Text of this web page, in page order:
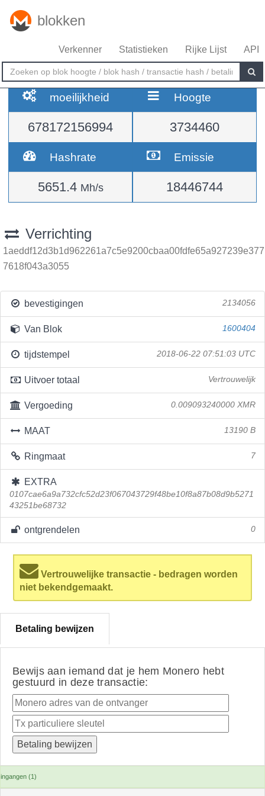
blokken
Verkenner Statistieken Rijke Lijst API
moeilijkheid
678172156994
Hoogte
3734460
Hashrate
5651.4 Mh/s
Emissie
18446744
Verrichting
1aeddf12d3b1d962261a7c5e9200cbaa00fdfe65a927239e377
7618f043a3055
bevestigingen 2134056
Van Blok 1600404
tijdstempel 2018-06-22 07:51:03 UTC
Uitvoer totaal Vertrouwelijk
Vergoeding 0.009093240000 XMR
MAAT 13190 B
Ringmaat 7
EXTRA
0107cae6a9a732cfc52d23f067043729f48be10f8a87b08d9b5271
43251be68732
ontgrendelen 0
Vertrouwelijke transactie - bedragen worden
niet bekendgemaakt.
Betaling bewijzen
Bewijs aan iemand dat je hem Monero hebt
gestuurd in deze transactie:
ingangen (1)